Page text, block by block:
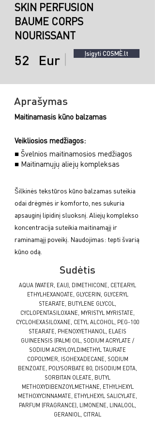
SKIN PERFUSION
BAUME CORPS
NOURISSANT
52 Eur Įsigyti COSMÈ.lt
Aprašymas
Maitinamasis kūno balzamas
Veikliosios medžiagos:
■ Švelnios maitinamosios medžiagos
■ Maitinamųjų aliejų kompleksas
Šilkinės tekstūros kūno balzamas suteikia
odai drėgmės ir komforto, nes sukuria
apsauginį lipidinį sluoksnį. Aliejų komplekso
koncentracija suteikia maitinamąjį ir
raminamąjį poveikį. Naudojimas: tepti švarią
kūno odą.
Sudėtis
AQUA (WATER, EAU), DIMETHICONE, CETEARYL
ETHYLHEXANOATE, GLYCERIN, GLYCERYL
STEARATE, BUTYLENE GLYCOL,
CYCLOPENTASILOXANE, MYRISTYL MYRISTATE,
CYCLOHEXASILOXANE, CETYL ALCOHOL, PEG-100
STEARATE, PHENOXYETHANOL, ELAEIS
GUINEENSIS (PALM) OIL, SODIUM ACRYLATE /
SODIUM ACRYLOYLDIMETHYL TAURATE
COPOLYMER, ISOHEXADECANE, SODIUM
BENZOATE, POLYSORBATE 80, DISODIUM EDTA,
SORBITAN OLEATE, BUTYL
METHOXYDIBENZOYLMETHANE, ETHYLHEXYL
METHOXYCINNAMATE, ETHYLHEXYL SALICYLATE,
PARFUM (FRAGRANCE), LIMONENE, LINALOOL,
GERANIOL, CITRAL